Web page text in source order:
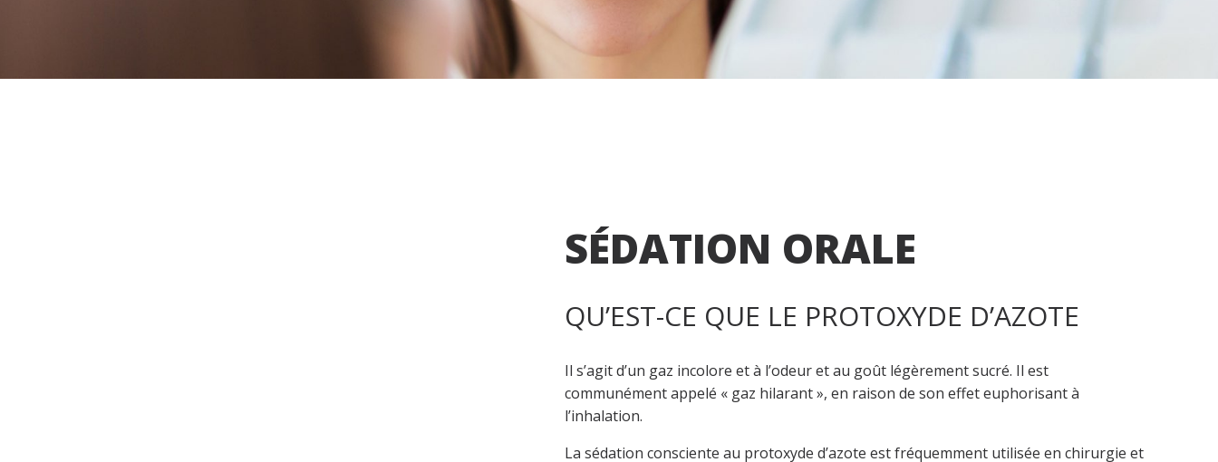
SÉDATION ORALE
QU’EST-CE QUE LE PROTOXYDE D’AZOTE
Il s’agit d’un gaz incolore et à l’odeur et au goût légèrement sucré. Il est
communément appelé « gaz hilarant », en raison de son effet euphorisant à
l’inhalation.
La sédation consciente au protoxyde d’azote est fréquemment utilisée en chirurgie et